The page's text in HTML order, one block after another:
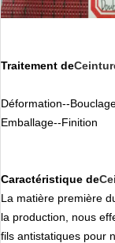
Traitement de
Déformation--
Emballage--Finition
Caractéristique de
La matière première
la production, nous
fils antistatiques pour